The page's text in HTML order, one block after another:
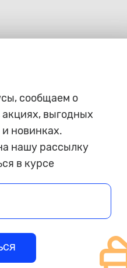
сообщаем о
выгодных
новинках.
нашу рассылку
в курсе